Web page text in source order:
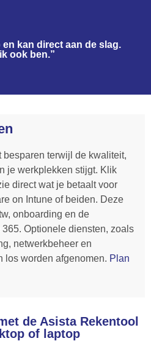
kan direct aan de slag.
ook ben.”
besparen terwijl de kwaliteit,
je werkplekken stijgt. Klik
direct wat je betaalt voor
on Intune of beiden. Deze
onboarding en de
365. Optionele diensten, zoals
netwerkbeheer en
los worden afgenomen. Plan
de Asista Rekentool
of laptop